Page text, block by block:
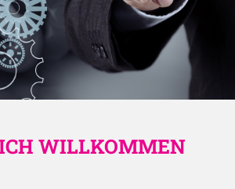
WILLKOMMEN